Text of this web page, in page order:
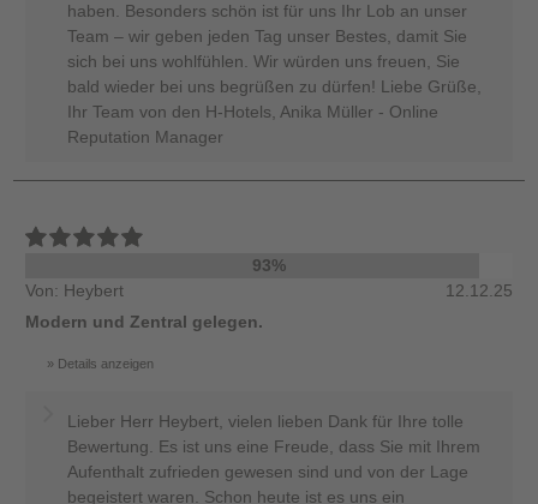
haben. Besonders schön ist für uns Ihr Lob an unser
Team – wir geben jeden Tag unser Bestes, damit Sie
sich bei uns wohlfühlen. Wir würden uns freuen, Sie
bald wieder bei uns begrüßen zu dürfen! Liebe Grüße,
Ihr Team von den H-Hotels, Anika Müller - Online
Reputation Manager
93%
Von: Heybert
12.12.25
Modern und Zentral gelegen.
Details anzeigen
Lieber Herr Heybert, vielen lieben Dank für Ihre tolle
Bewertung. Es ist uns eine Freude, dass Sie mit Ihrem
Aufenthalt zufrieden gewesen sind und von der Lage
begeistert waren. Schon heute ist es uns ein